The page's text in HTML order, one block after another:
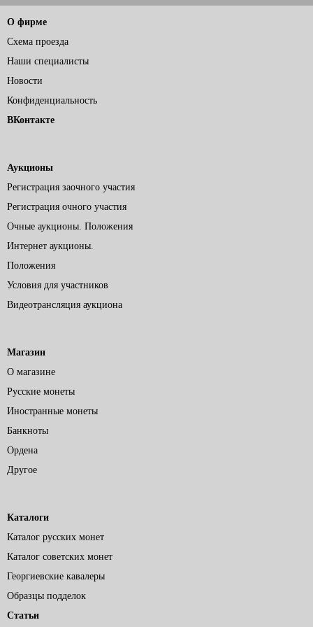
О фирме
Схема проезда
Наши специалисты
Новости
Конфиденциальность
ВКонтакте
Аукционы
Регистрация заочного участия
Регистрация очного участия
Очные аукционы. Положения
Интернет аукционы.
Положения
Условия для участников
Видеотрансляция аукциона
Магазин
О магазине
Русские монеты
Иностранные монеты
Банкноты
Ордена
Другое
Каталоги
Каталог русских монет
Каталог советских монет
Георгиевские кавалеры
Образцы подделок
Статьи